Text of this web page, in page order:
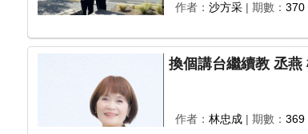
作者： 沙方采 | 期數： 370
作者： 林忠成 | 期數： 369